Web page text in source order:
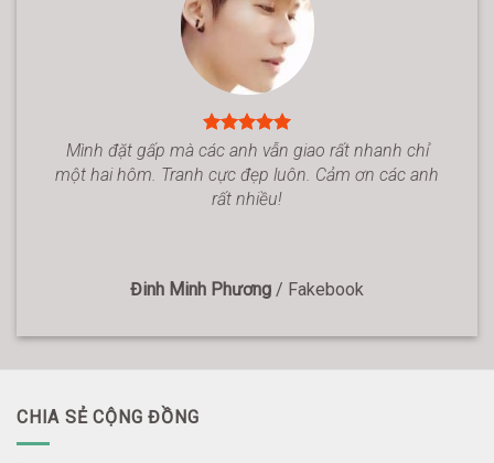
Mình đặt gấp mà các anh vẫn giao rất nhanh chỉ
một hai hôm. Tranh cực đẹp luôn. Cảm ơn các anh
rất nhiều!
Đinh Minh Phương / Fakebook
CHIA SẺ CỘNG ĐỒNG